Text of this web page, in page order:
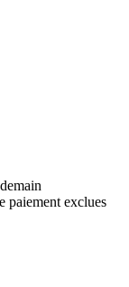
paiement exclues